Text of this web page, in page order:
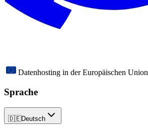
Datenhosting in der Europäischen Union
Sprache
🇩🇪Deutsch